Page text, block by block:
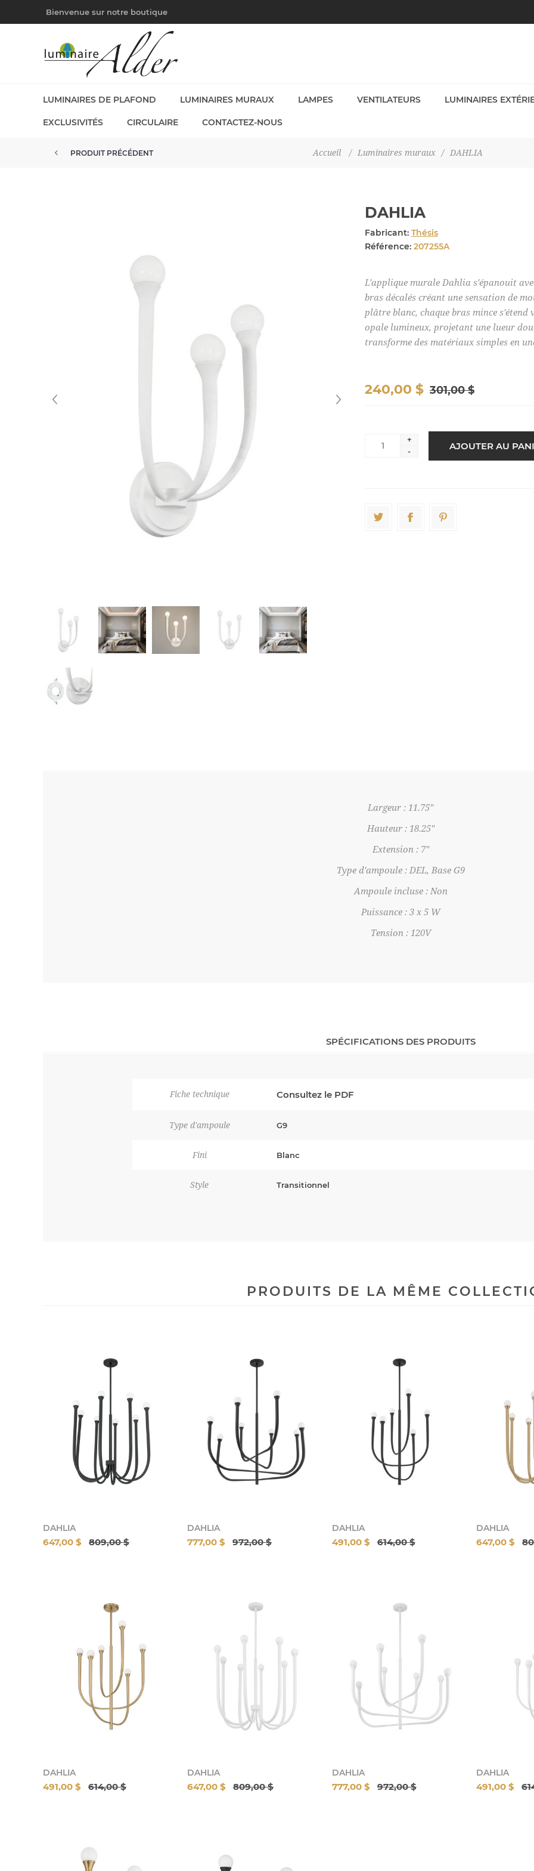
Bienvenue sur notre boutique
LUMINAIRES DE PLAFOND LUMINAIRES MURAUX LAMPES VENTILATEURS LUMINAIRES
EXCLUSIVITÉS CIRCULAIRE CONTACTEZ-NOUS
Accueil / Luminaires muraux / DAHLIA
PRODUIT PRÉCÉDENT
DAHLIA
Fabricant: Thésis
Référence: 207255A
L'applique murale Dahlia s'épanouit
bras décalés créant une sensation de
plâtre blanc, chaque bras mince
opale lumineux, projetant une lueur
transforme des matériaux simples en
301,00 $
240,00 $
+
-
Largeur : 11.75"
Hauteur : 18.25"
Extension : 7"
Type d'ampoule : DEL, Base G9
Ampoule incluse : Non
Puissance : 3 x 5 W
Tension : 120V
SPÉCIFICATIONS DES PRODUITS
Fiche technique Consultez le PDF
Type d'ampoule G9
Fini Blanc
Style Transitionnel
PRODUITS DE LA MÊME
DAHLIA
647,00 $ 809,00 $
DAHLIA
777,00 $ 972,00 $
DAHLIA
491,00 $ 614,00 $
DAHLIA
647,00 $
DAHLIA
491,00 $ 614,00 $
DAHLIA
647,00 $ 809,00 $
DAHLIA
777,00 $ 972,00 $
DAHLIA
491,00 $